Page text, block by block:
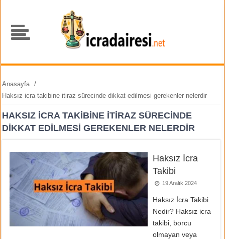
Anasayfa /
Haksız icra takibine itiraz sürecinde dikkat edilmesi gerekenler nelerdir
HAKSIZ ICRA TAKIBINE ITIRAZ SÜRECINDE
DIKKAT EDILMESI GEREKENLER NELERDIR
Haksız İcra
Takibi
19 Aralık 2024
Haksız İcra Takibi
Nedir? Haksız icra
takibi, borcu
olmayan veya